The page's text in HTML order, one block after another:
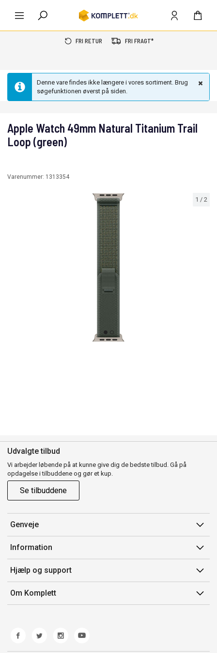
FRI RETUR FRI FRAGT*
Denne vare findes ikke længere i vores sortiment. Brug
søgefunktionen øverst på siden.
1 / 2
Apple Watch 49mm Natural Titanium Trail
Loop (green)
Varenummer: 1313354
Udvalgte tilbud
Vi arbejder løbende på at kunne give dig de bedste tilbud. Gå på
opdagelse i tilbuddene og gør et kup.
Se tilbuddene
Genveje
Min side
Ordrehistorik
Gavekort
Information
Salgsbetingelser
Mærker/producent
Fortrydelsesret
Hjælp og support
Kontakt os
Kundeservice
Fejl/Mangler
Fragt og levering
Om Komplett